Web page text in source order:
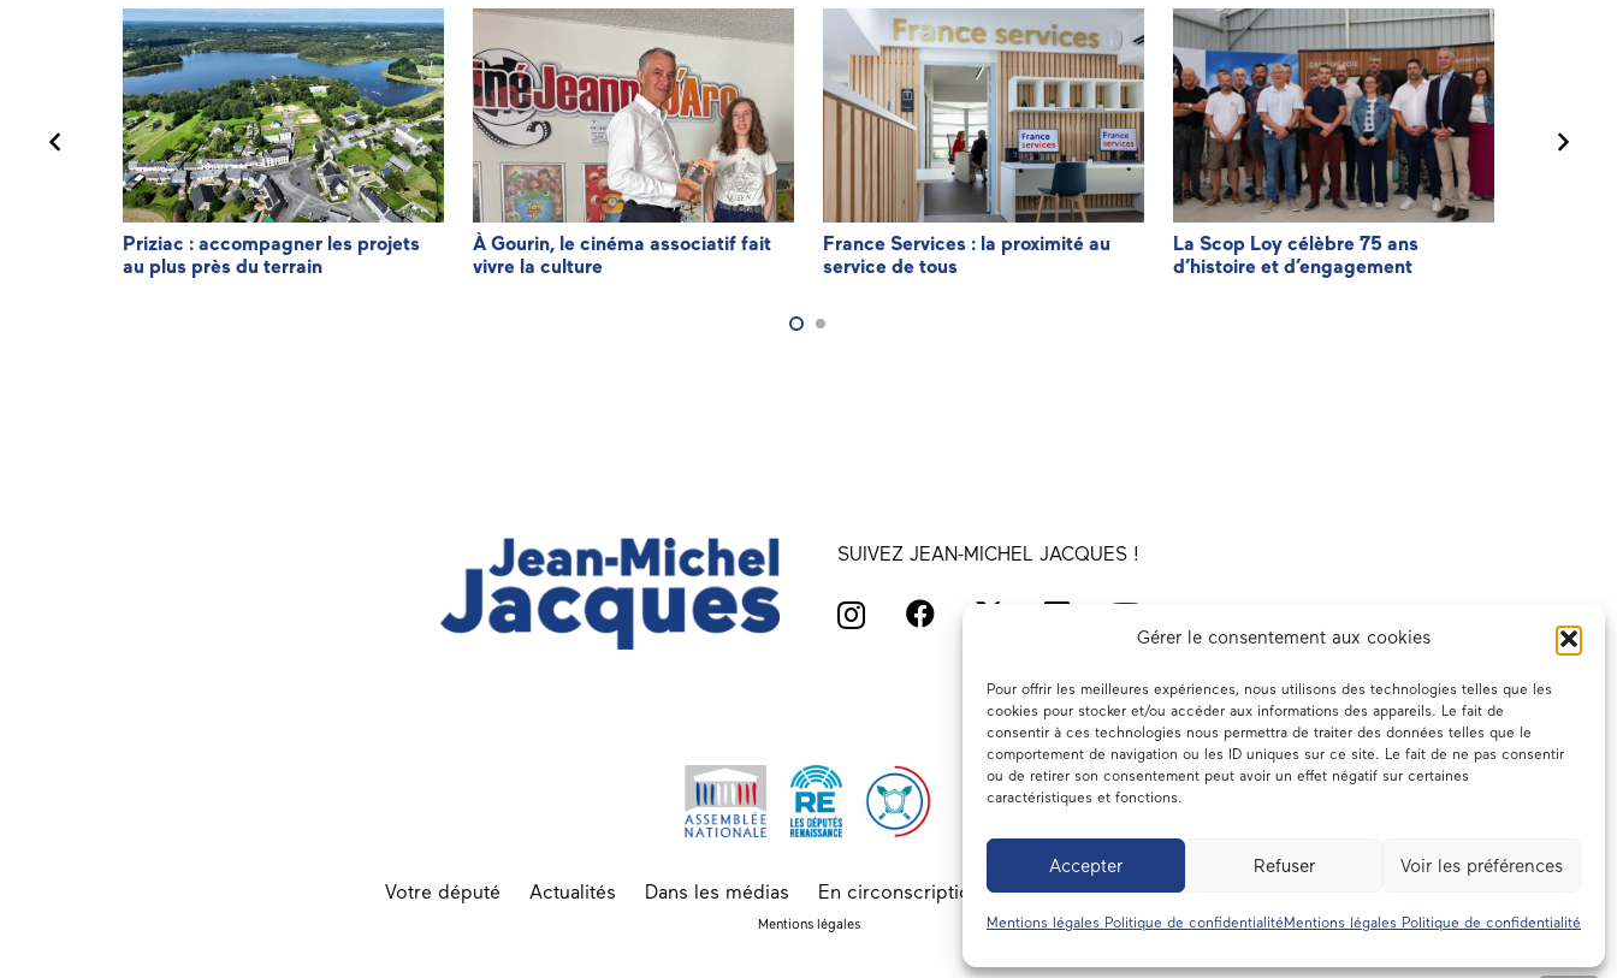
Gérer le consentement aux cookies
Pour offrir les meilleures expériences, nous utilisons des technologies telles que les
cookies pour stocker et/ou accéder aux informations des appareils. Le fait de
consentir à ces technologies nous permettra de traiter des données telles que le
comportement de navigation ou les ID uniques sur ce site. Le fait de ne pas consentir
ou de retirer son consentement peut avoir un effet négatif sur certaines
caractéristiques et fonctions.
Accepter Refuser Voir les préférences
Mentions légales Politique de confidentialitéMentions légales Politique de confidentialité
Priziac : accompagner les projets
au plus près du terrain
À Gourin, le cinéma associatif fait
vivre la culture
France Services : la proximité au
service de tous
La Scop Loy célèbre 75 ans
d’histoire et d’engagement
SUIVEZ JEAN-MICHEL JACQUES !
Votre député Actualités Dans les médias En circonscription A l’assemblée Contact
Mentions légales